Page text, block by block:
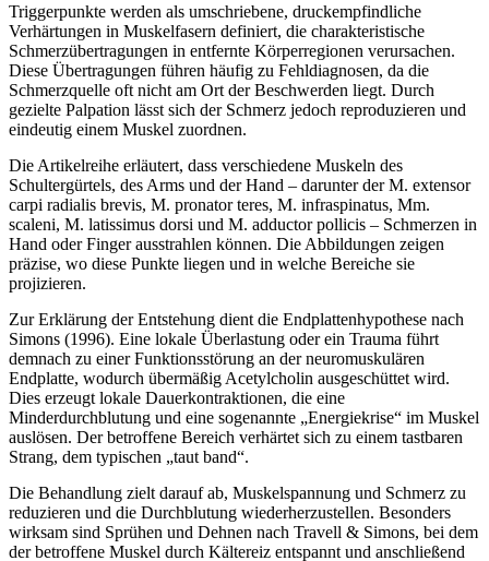
Triggerpunkte werden als umschriebene, druckempfindliche
Verhärtungen in Muskelfasern definiert, die charakteristische
Schmerzübertragungen in entfernte Körperregionen verursachen.
Diese Übertragungen führen häufig zu Fehldiagnosen, da die
Schmerzquelle oft nicht am Ort der Beschwerden liegt. Durch
gezielte Palpation lässt sich der Schmerz jedoch reproduzieren und
eindeutig einem Muskel zuordnen.
Die Artikelreihe erläutert, dass verschiedene Muskeln des
Schultergürtels, des Arms und der Hand – darunter der M. extensor
carpi radialis brevis, M. pronator teres, M. infraspinatus, Mm.
scaleni, M. latissimus dorsi und M. adductor pollicis – Schmerzen in
Hand oder Finger ausstrahlen können. Die Abbildungen zeigen
präzise, wo diese Punkte liegen und in welche Bereiche sie
projizieren.
Zur Erklärung der Entstehung dient die Endplattenhypothese nach
Simons (1996). Eine lokale Überlastung oder ein Trauma führt
demnach zu einer Funktionsstörung an der neuromuskulären
Endplatte, wodurch übermäßig Acetylcholin ausgeschüttet wird.
Dies erzeugt lokale Dauerkontraktionen, die eine
Minderdurchblutung und eine sogenannte „Energiekrise“ im Muskel
auslösen. Der betroffene Bereich verhärtet sich zu einem tastbaren
Strang, dem typischen „taut band“.
Die Behandlung zielt darauf ab, Muskelspannung und Schmerz zu
reduzieren und die Durchblutung wiederherzustellen. Besonders
wirksam sind Sprühen und Dehnen nach Travell & Simons, bei dem
der betroffene Muskel durch Kältereiz entspannt und anschließend